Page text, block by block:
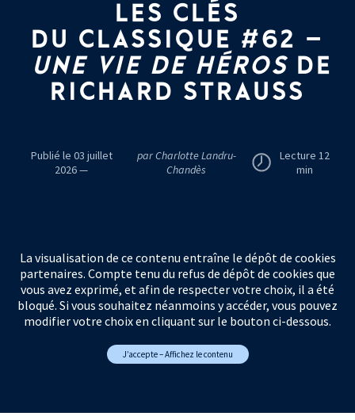
LES CLÉS
DU CLASSIQUE #62 –
UNE VIE DE HÉROSDE
RICHARD STRAUSS
Publié le 03 juillet
2026 —
par Charlotte Landru-
Chandès
Lecture 12
min
La visualisation de ce contenu entraîne le dépôt de cookies
partenaires. Compte tenu du refus de dépôt de cookies que
vous avez exprimé, et afin de respecter votre choix, il a été
bloqué. Si vous souhaitez néanmoins y accéder, vous pouvez
modifier votre choix en cliquant sur le bouton ci-dessous.
J’accepte – Affichez le contenu